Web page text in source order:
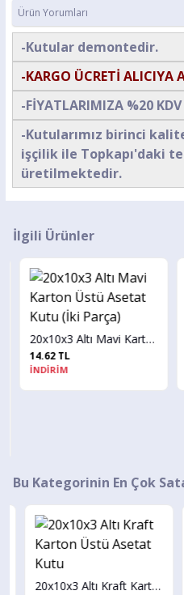
Ürün Yorumları
-Kutular demontedir.
-KARGO ÜCRETİ ALICIYA
-FİYATLARIMIZA %20
-Kutularımız birinci
işçilik ile Topkapı'daki
üretilmektedir.
İlgili Ürünler
20x10x3 Altı Mavi Karton Üstü Asetat Kutu (İki Parça)
14.62 TL
İNDİRİM
Bu Kategorinin En Çok
20x10x3 Altı Kraft Karton Üstü Asetat Kutu